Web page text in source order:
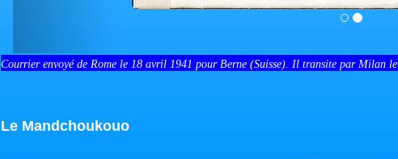
Courrier envoyé de Rome le 18 avril 1941 pour Berne (Suisse). Il transite par Milan
Le Mandchoukouo